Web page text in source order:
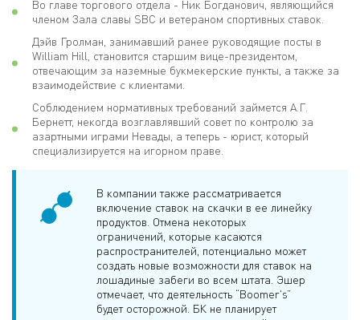
Во главе торгового отдела - Ник Богданович, являющийся
членом Зала славы SBC и ветераном спортивных ставок.
Дэйв Гролман, занимавший ранее руководящие посты в
William Hill, становится старшим вице-президентом,
отвечающим за наземные букмекерские пункты, а также за
взаимодействие с клиентами.
Соблюдением нормативных требований займется А.Г.
Бернетт, некогда возглавлявший совет по контролю за
азартными играми Невады, а теперь - юрист, который
специализируется на игорном праве.
В компании также рассматривается
включение ставок на скачки в ее линейку
продуктов. Отмена некоторых
ограничений, которые касаются
распространителей, потенциально может
создать новые возможности для ставок на
лошадиные забеги во всем штата. Эшер
отмечает, что деятельность “Boomer's”
будет осторожной. БК не планирует